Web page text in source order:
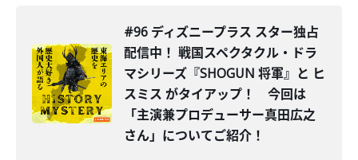
#96 ディズニープラス スター独占
配信中！ 戦国スペクタクル・ドラ
マシリーズ『SHOGUN 将軍』と ヒ
スミス がタイアップ！ 今回は
「主演兼プロデューサー真田広之
さん」についてご紹介！